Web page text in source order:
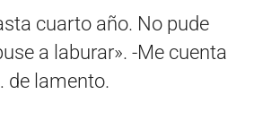
cuarto año. No pude
a laburar». -Me cuenta
de lamento.